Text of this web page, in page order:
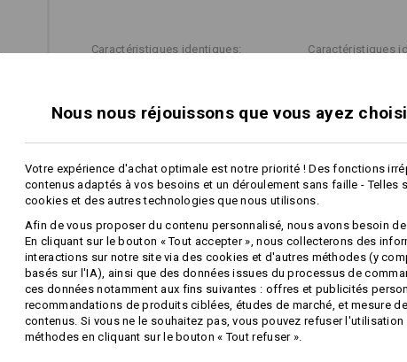
Caractéristiques identiques:
+1 autre caractéristique
Caractéristiques
Nous nous réjouissons que vous ayez choisi
Votre expérience d'achat optimale est notre priorité ! Des fonctions
contenus adaptés à vos besoins et un déroulement sans faille - Telles
cookies et des autres technologies que nous utilisons.
Afin de vous proposer du contenu personnalisé, nous avons besoin de
En cliquant sur le bouton « Tout accepter », nous collecterons des
interactions sur notre site via des cookies et d'autres méthodes (y
basés sur l'IA), ainsi que des données issues du processus de
ces données notamment aux fins suivantes : offres et publicités
recommandations de produits ciblées, études de marché, et mesure
contenus. Si vous ne le souhaitez pas, vous pouvez refuser
méthodes en cliquant sur le bouton « Tout refuser ».